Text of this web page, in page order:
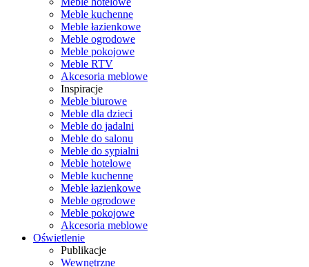
Meble kuchenne
Meble łazienkowe
Meble ogrodowe
Meble pokojowe
Meble RTV
Akcesoria meblowe
Inspiracje
Meble biurowe
Meble dla dzieci
Meble do jadalni
Meble do salonu
Meble do sypialni
Meble hotelowe
Meble kuchenne
Meble łazienkowe
Meble ogrodowe
Meble pokojowe
Akcesoria meblowe
Oświetlenie
Publikacje
Wewnętrzne